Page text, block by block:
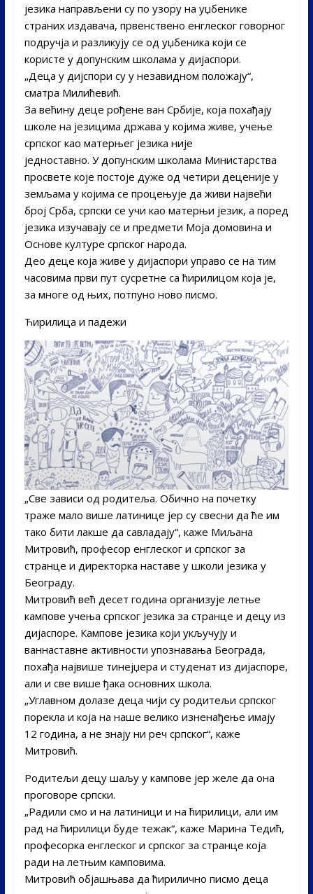
језика направљени су по узору на уџбенике
страних издавача, првенствено енглеског говорног
подручја и разликују се од уџбеника који се
користе у допунским школама у дијаспори.
„Деца у дијспори су у незавидном положају“,
сматра Милићевић.
За већину деце рођене ван Србије, која похађају
школе на језицима држава у којима живе, учење
српског као матерњег језика није
једноставно. У допунским школама Министарства
просвете које постоје дуже од четири деценије у
земљама у којима се процењује да живи највећи
број Срба, српски се учи као матерњи језик, а поред
језика изучавају се и предмети Моја домовина и
Основе културе српског народа.
Део деце која живе у дијаспори управо се на тим
часовима први пут сусретне са ћирилицом која је,
за многе од њих, потпуно ново писмо.
Ћирилица и падежи
„Све зависи од родитеља. Обично на почетку
траже мало више латинице јер су свесни да ће им
тако бити лакше да савладају“, каже Миљана
Митровић, професор енглеског и српског за
странце и директорка наставе у школи језика у
Београду.
Митровић већ десет година организује летње
кампове учења српског језика за странце и децу из
дијаспоре. Кампове језика који укључују и
ваннаставне активности упознавања Београда,
похађа највише тинејџера и студенат из дијаспоре,
али и све више ђака основних школа.
„Углавном долазе деца чији су родитељи српског
порекла и која на наше велико изненађење имају
12 година, а не знају ни реч српског“, каже
Митровић.
Родитељи децу шаљу у кампове јер желе да она
проговоре српски.
„Радили смо и на латиници и на ћирилици, али им
рад на ћирилици буде тежак“, каже Марина Тедић,
професорка енглеског и српског за странце која
ради на летњим камповима.
Митровић објашњава да ћирилично писмо деца